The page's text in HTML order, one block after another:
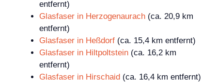
entfernt)
Glasfaser in Herzogenaurach (ca. 20,9 km
entfernt)
Glasfaser in Heßdorf (ca. 15,4 km entfernt)
Glasfaser in Hiltpoltstein (ca. 16,2 km
entfernt)
Glasfaser in Hirschaid (ca. 16,4 km entfernt)